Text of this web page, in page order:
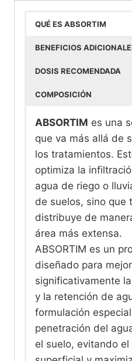
QUÉ ES ABSORTIM
BENEFICIOS
DOSIS RECOMENDADA
COMPOSICIÓN
ABSORTIM es una
que va más allá de
los tratamientos.
optimiza la
agua de riego o
de suelos, sino que
distribuye de
área más extensa.
ABSORTIM es un
diseñado para
significativamente
y la retención de
formulación
penetración del
el suelo, evitando